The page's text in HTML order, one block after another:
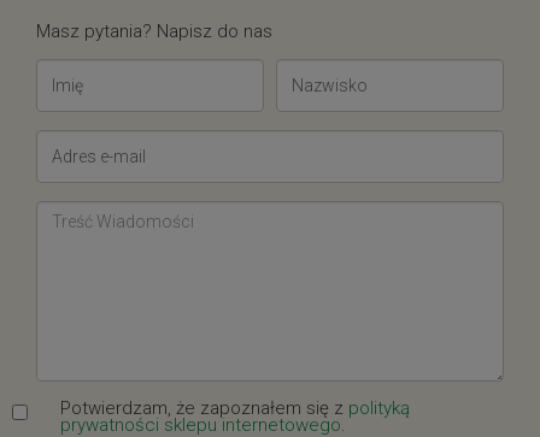
Masz pytania? Napisz do nas
Potwierdzam, że zapoznałem się z polityką
prywatności sklepu internetowego.